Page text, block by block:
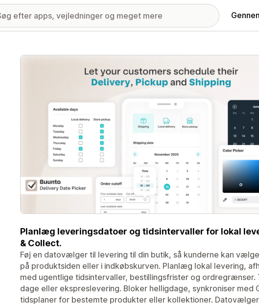
Galleri med udvalgte billeder
Planlæg leveringsdatoer og tidsintervaller for lokal
& Collect.
Føj en datovælger til levering til din butik, så kunderne kan
på produktsiden eller i indkøbskurven. Planlæg lokal levering,
med ugentlige tidsintervaller, bestillingsfrister og
dage eller ekspreslevering. Bloker helligdage, synkroniser med
tidsplaner for bestemte produkter eller kollektioner.